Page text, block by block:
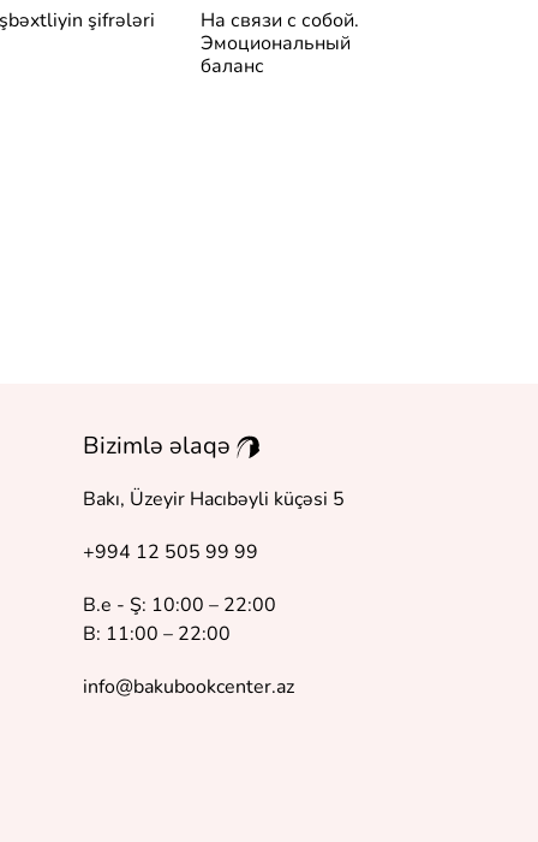
şifrələri
На связи с собой.
Эмоциональный
баланс
Bizimlə əlaqə
Bakı, Üzeyir Hacıbəyli küçəsi 5
+994 12 505 99 99
B.e - Ş: 10:00 – 22:00
B: 11:00 – 22:00
info@bakubookcenter.az